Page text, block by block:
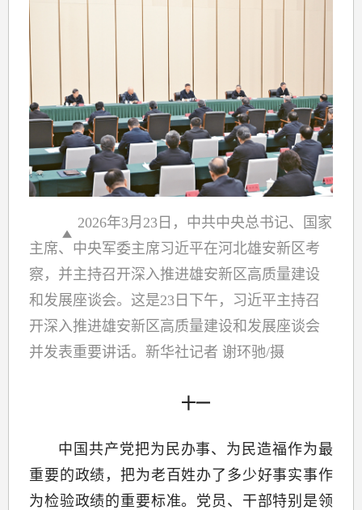
2026年3月23日，中共中央总书记、国家
主席、中央军委主席习近平在河北雄安新区考
察，并主持召开深入推进雄安新区高质量建设
和发展座谈会。这是23日下午，习近平主持召
开深入推进雄安新区高质量建设和发展座谈会
并发表重要讲话。新华社记者 谢环驰/摄
十一
中国共产党把为民办事、为民造福作为最
重要的政绩，把为老百姓办了多少好事实事作
为检验政绩的重要标准。党员、干部特别是领